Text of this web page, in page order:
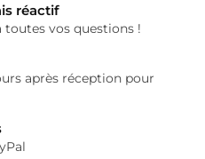
options
être
réactif
vos questions !
après réception pour